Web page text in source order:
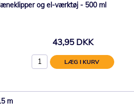
og el-værktøj - 500 ml
43,95 DKK
LÆG I KURV
m